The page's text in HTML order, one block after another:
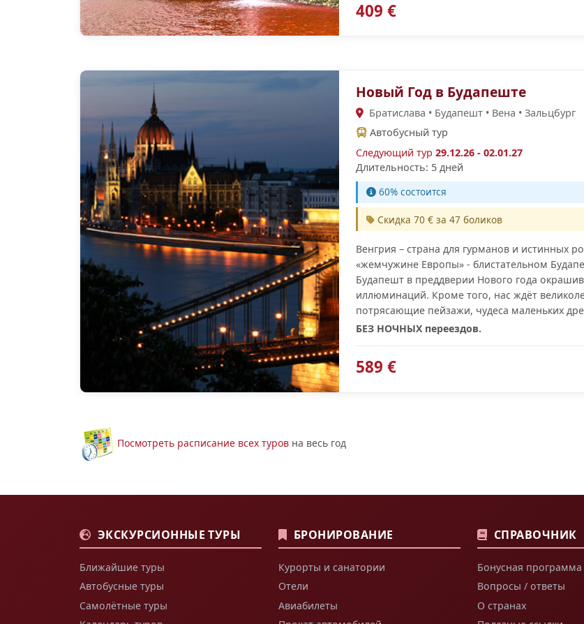
409 €
Новый Год в Будапеште
Братислава • Будапешт • Вена • Зальцбург
Автобусный тур
Следующий тур29.12.26 - 02.01.27
Длительность: 5 дней
60% состоится
Скидка 70 € за 47 боликов
Венгрия – страна для гурманов и истинных
«жемчужине Европы» - блистательном
Будапешт в преддверии Нового года
иллюминаций. Кроме того, нас ждёт
потрясающие пейзажи, чудеса маленьких
БЕЗ НОЧНЫХ переездов.
589 €
Посмотреть расписание всех туров на весь год
ЭКСКУРСИОННЫЕ ТУРЫ
Ближайшие туры
Автобусные туры
Самолётные туры
БРОНИРОВАНИЕ
Курорты и санатории
Отели
Авиабилеты
СПРАВОЧНИК
Бонусная программа
Вопросы / ответы
О странах